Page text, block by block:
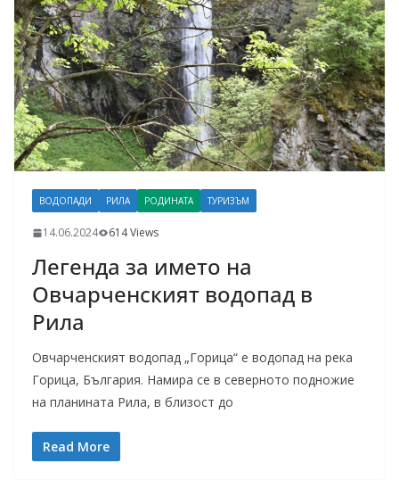
ВОДОПАДИ РИЛА РОДИНАТА ТУРИЗЪМ
14.06.2024 614 Views
Легенда за името на
Овчарченският водопад в
Рила
Овчарченският водопад „Горица“ е водопад на река
Горица, България. Намира се в северното подножие
на планината Рила, в близост до
Read More